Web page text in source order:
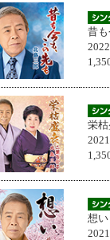
昔
栄
想い